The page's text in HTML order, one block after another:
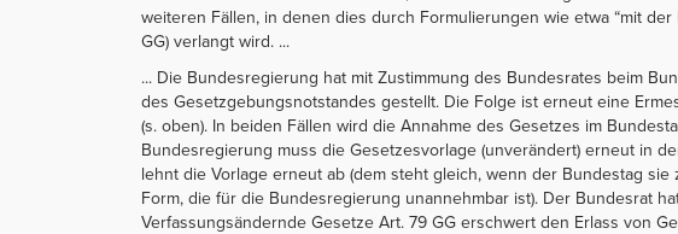
weiteren Fällen, in denen dies durch Formulierungen wie etwa “mit
GG) verlangt wird. ...
... Die Bundesregierung hat mit Zustimmung des Bundesrates beim
des Gesetzgebungsnotstandes gestellt. Die Folge ist erneut eine
(s. oben). In beiden Fällen wird die Annahme des Gesetzes im
Bundesregierung muss die Gesetzesvorlage (unverändert) erneut in
lehnt die Vorlage erneut ab (dem steht gleich, wenn der Bundestag
Form, die für die Bundesregierung unannehmbar ist). Der Bundesrat
Verfassungsändernde Gesetze Art. 79 GG erschwert den Erlass von